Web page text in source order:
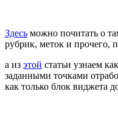
Здесь можно почитать о
рубрик, меток и прочего,
а из этой статьи узнаем
заданными точками
как только блок виджета